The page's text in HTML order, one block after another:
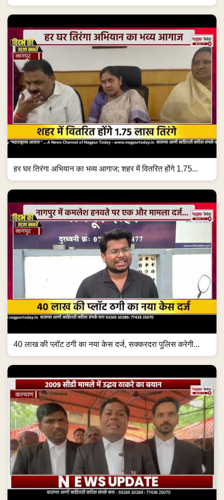
हर घर तिरंगा अभियान का भव्य आगाज; शहर में वितरित होंगे 1.75...
40 लाख की प्लॉट ठगी का नया केस दर्ज, सक्करदरा पुलिस करेगी...